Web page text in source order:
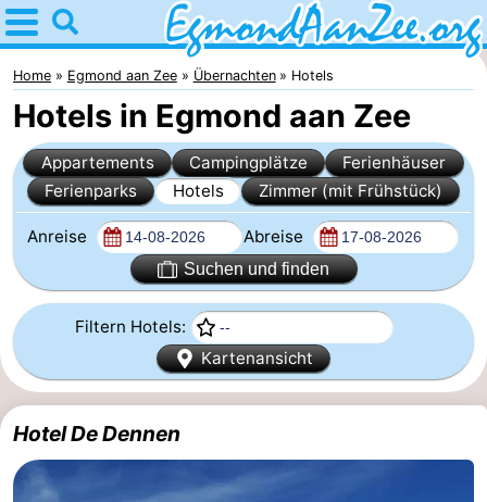
Home
Egmond
aan
Zee
Tipps
Für
kindern
Noordhollands
duinreservaat
Übernachten
Appartements
-
De
Graaf
-
Landgoed
-
Home Egmond aan Zee Übernachten Hotels
Hotels in Egmond aan Zee
Appartements Campingplätze
Ferienhäuser
Ferienparks
Hotels Zimmer (mit Frühstück)
Anreise Abreise
Suchen und finden
Filtern Hotels:
Kartenansicht
Hotel De Dennen